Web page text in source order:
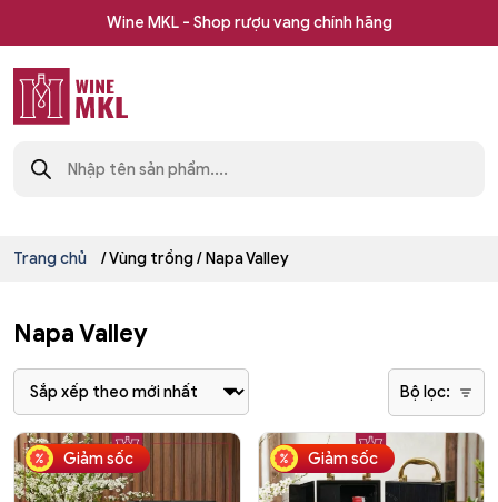
Wine MKL - Shop rượu vang chính hãng
rượu
vang
Wine
kiếm
sản
Trang chủ / Vùng trồng / Napa Valley
Napa Valley
Bộ lọc:
Giảm sốc Giảm sốc
Sản
phẩm
này